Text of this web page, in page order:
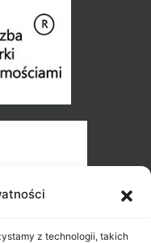
z technologii, takich